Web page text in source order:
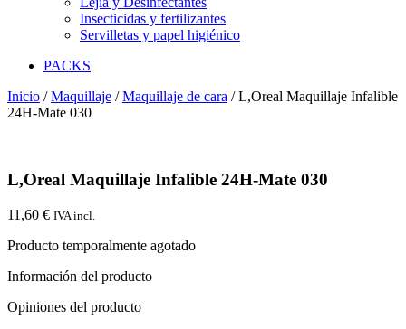
Insecticidas y fertilizantes
Servilletas y papel higiénico
PACKS
Inicio /Maquillaje /Maquillaje de cara / L,Oreal Maquillaje Infalible
24H-Mate 030
L,Oreal Maquillaje Infalible 24H-Mate 030
11,60 € IVA incl.
Producto temporalmente agotado
Información del producto
Opiniones del producto